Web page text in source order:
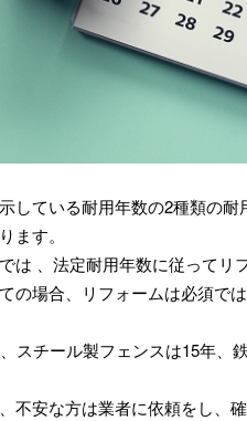
している耐用年数の2種類の耐
ます。
は 、法定耐用年数に従ってリ
の場合、リフォームは必須で
スチール製フェンスは15年、
不安な方は業者に依頼をし、